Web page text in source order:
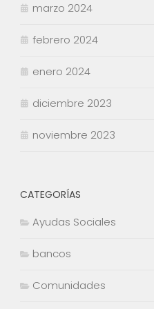
marzo 2024
febrero 2024
enero 2024
diciembre 2023
noviembre 2023
CATEGORÍAS
Ayudas Sociales
bancos
Comunidades